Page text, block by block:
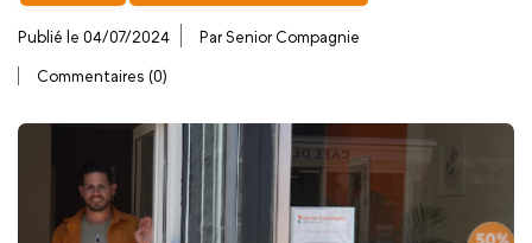
Publié le 04/07/2024 Par Senior Compagnie
Commentaires (0)